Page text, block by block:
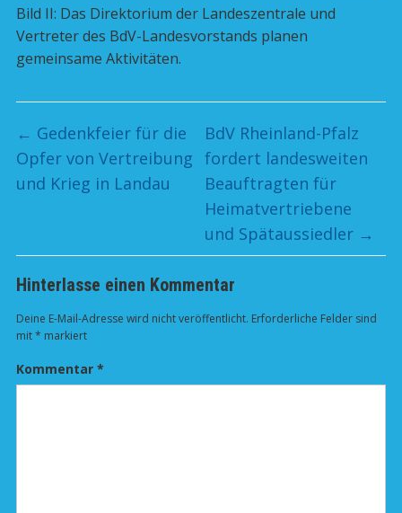
Bild II: Das Direktorium der Landeszentrale und
Vertreter des BdV-Landesvorstands planen
gemeinsame Aktivitäten.
← Gedenkfeier für die
Opfer von Vertreibung
und Krieg in Landau
BdV Rheinland-Pfalz
fordert landesweiten
Beauftragten für
Heimatvertriebene
und Spätaussiedler →
Hinterlasse einen Kommentar
Deine E-Mail-Adresse wird nicht veröffentlicht. Erforderliche Felder sind
mit* markiert
Kommentar *